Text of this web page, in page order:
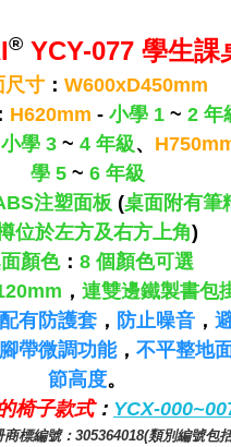
® YCY-077 學生課
尺寸 ： W600xD450mm
： H620mm - 小學 1 ~ 2 年
學 3~ 4 年級、
學 5~ 6 年級
注塑面板 (桌面附有筆
位於左方及右方上角)
顏色： 8 個顏色可選
， 連雙邊鐵製書包
有防護套 ， 防止噪音 ，
帶微調功能， 不平整地
節高度。
椅子款式： YCX-
商標編號：305364018(類別編號包